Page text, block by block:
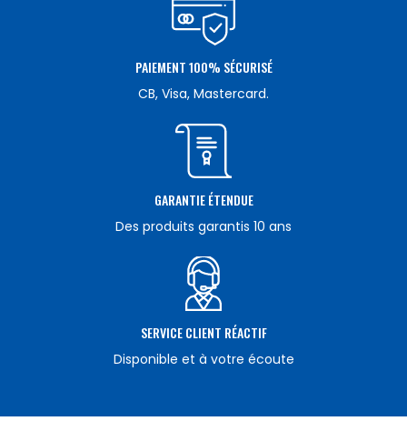
PAIEMENT 100% SÉCURISÉ
CB, Visa, Mastercard.
GARANTIE ÉTENDUE
Des produits garantis 10 ans
SERVICE CLIENT RÉACTIF
Disponible et à votre écoute